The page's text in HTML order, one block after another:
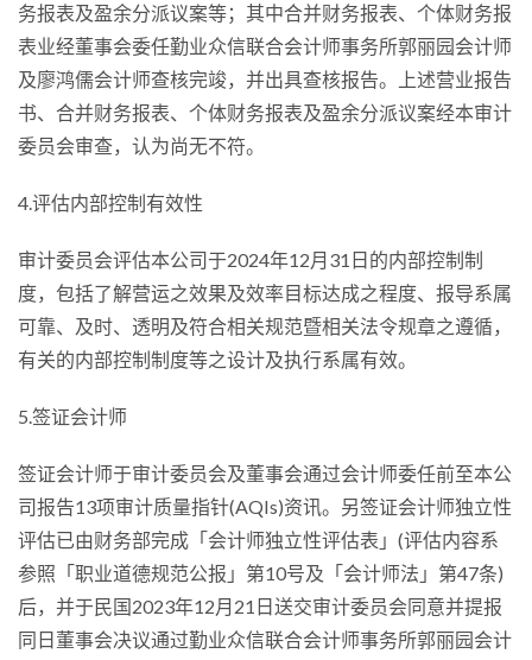
务报表及盈余分派议案等；其中合并财务报表、个体财务报
表业经董事会委任勤业众信联合会计师事务所郭丽园会计师
及廖鸿儒会计师查核完竣，并出具查核报告。上述营业报告
书、合并财务报表、个体财务报表及盈余分派议案经本审计
委员会审查，认为尚无不符。
4.评估内部控制有效性
审计委员会评估本公司于2024年12月31日的内部控制制
度，包括了解营运之效果及效率目标达成之程度、报导系属
可靠、及时、透明及符合相关规范暨相关法令规章之遵循，
有关的内部控制制度等之设计及执行系属有效。
5.签证会计师
签证会计师于审计委员会及董事会通过会计师委任前至本公
司报告13项审计质量指针(AQIs)资讯。另签证会计师独立性
评估已由财务部完成「会计师独立性评估表」(评估内容系
参照「职业道德规范公报」第10号及「会计师法」第47条)
后，并于民国2023年12月21日送交审计委员会同意并提报
同日董事会决议通过勤业众信联合会计师事务所郭丽园会计